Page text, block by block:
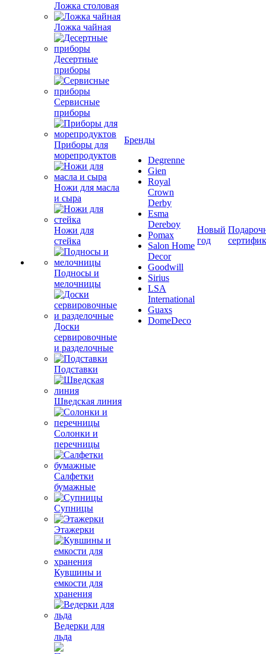
Ложка столовая
Ложка чайная
Десертные
приборы
Сервисные
приборы
Приборы для
морепродуктов
Ножи для масла
и сыра
Ножи для
стейка
Подносы и
мелочницы
Доски
сервировочные
и разделочные
Подставки
Шведская линия
Солонки и
перечницы
Салфетки
бумажные
Супницы
Этажерки
Кувшины и
емкости для
хранения
Ведерки для
льда
Бренды
Degrenne
Gien
Royal
Crown
Derby
Esma
Dereboy
Pomax
Salon Home
Decor
Goodwill
Sirius
LSA
International
Guaxs
DomeDeco
Новый
год